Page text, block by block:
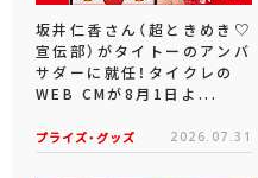
坂井仁香さん（超ときめき♡
宣伝部）がタイトーのアンバ
サダーに就任！タイクレの
WEB CMが8月1日よ...
プライズ・グッズ 2026.07.31